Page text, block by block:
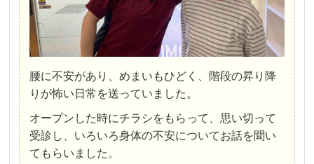
腰に不安があり、めまいもひどく、階段の昇り降
りが怖い日常を送っていました。
オープンした時にチラシをもらって、思い切って
受診し、いろいろ身体の不安についてお話を聞い
てもらいました。